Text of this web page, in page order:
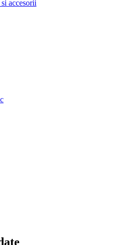
si accesorii